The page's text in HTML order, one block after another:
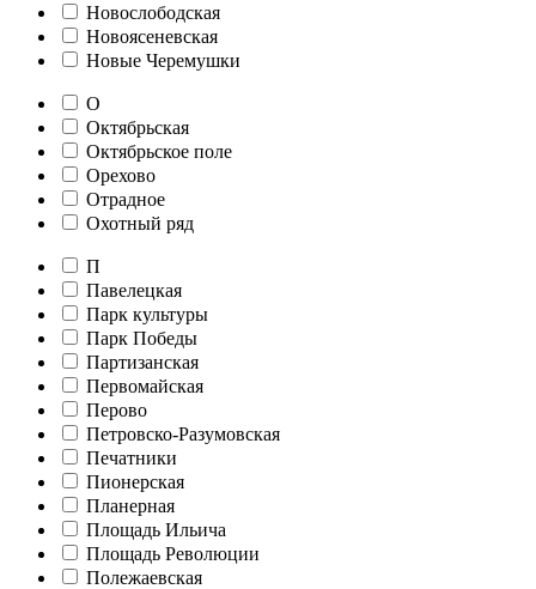
Новослободская
Новоясеневская
Новые Черемушки
О
Октябрьская
Октябрьское поле
Орехово
Отрадное
Охотный ряд
П
Павелецкая
Парк культуры
Парк Победы
Партизанская
Первомайская
Перово
Петровско-Разумовская
Печатники
Пионерская
Планерная
Площадь Ильича
Площадь Революции
Полежаевская